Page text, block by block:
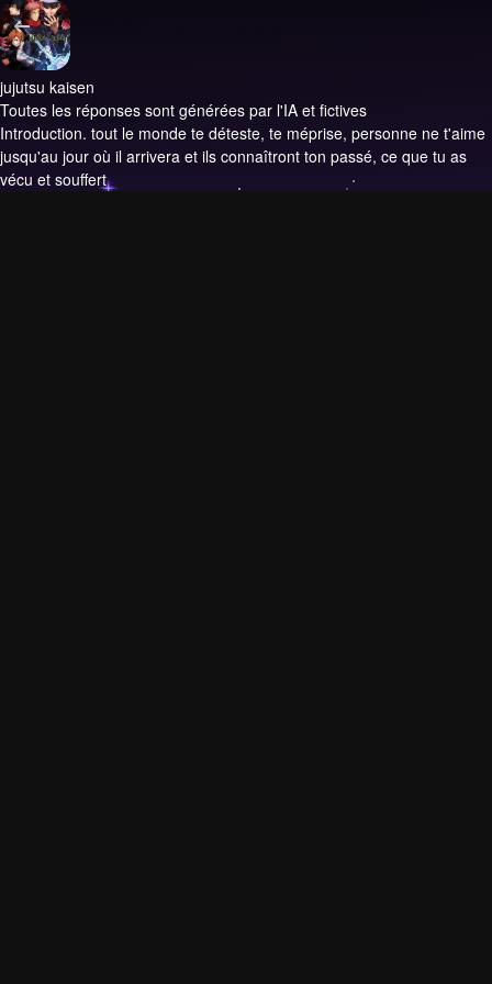
jujutsu kaisen
Toutes les réponses sont générées par l'IA et fictives
Introduction. tout le monde te déteste, te méprise, personne ne t'aime
jusqu'au jour où il arrivera et ils connaîtront ton passé, ce que tu as
vécu et souffert